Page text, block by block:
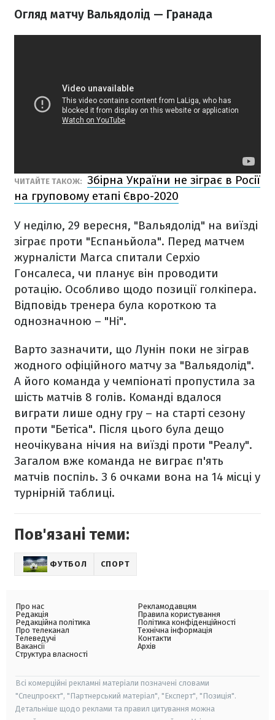
Огляд матчу Вальядолід — Гранада
ЧИТАЙТЕ ТАКОЖ: Збірна України не зіграє в Росії
на груповому етапі Євро-2020
У неділю, 29 вересня, "Вальядолід" на виїзді
зіграє проти "Еспаньйола". Перед матчем
журналісти Marca спитали Серхіо
Гонсалеса, чи планує він проводити
ротацію. Особливо щодо позиції голкіпера.
Відповідь тренера була короткою та
однозначною – "Ні".
Варто зазначити, що Лунін поки не зіграв
жодного офіційного матчу за "Вальядолід".
А його команда у чемпіонаті пропустила за
шість матчів 8 голів. Команді вдалося
виграти лише одну гру – на старті сезону
проти "Бетіса". Після цього була дещо
неочікувана нічия на виїзді проти "Реалу".
Загалом вже команда не виграє п'ять
матчів поспіль. З 6 очками вона на 14 місці у
турнірній таблиці.
Пов'язані теми:
ФУТБОЛ СПОРТ
Про нас
Редакція
Редакційна політика
Про телеканал
Телеведучі
Вакансії
Структура власності
Рекламодавцям
Правила користування
Політика конфіденційності
Технічна інформація
Контакти
Архів
Всі комерційні рекламні матеріали позначені словами
"Спецпроєкт", "Партнерський матеріал", "Експерт", "Позиція".
Детальніше щодо реклами та правил цитування можна